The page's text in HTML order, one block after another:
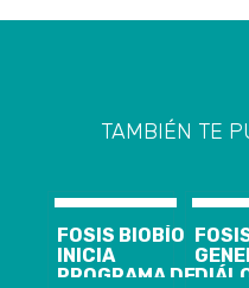
TAMBIÉN TE
FOSIS BIOBÍO
INICIA
PROGRAMA DE